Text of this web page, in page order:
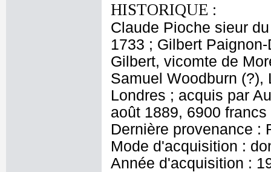
HISTORIQUE :
Claude Pioche sieur
1733 ; Gilbert
Gilbert, vicomte de
Samuel Woodburn
Londres ; acquis par
août 1889, 6900
Dernière provenance :
Mode d'acquisition :
Année d'acquisition :